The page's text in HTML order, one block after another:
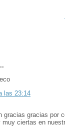
las 23:14
gracias gracias por
ciertas en